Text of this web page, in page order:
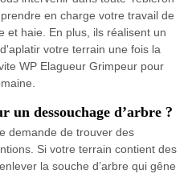
en charge votre travail de
et haie. En plus, ils réalisent un
votre terrain une fois la
WP Elagueur Grimpeur pour
un dessouchage d’arbre ?
demande de trouver des
Si votre terrain contient des
la souche d’arbre qui gêne